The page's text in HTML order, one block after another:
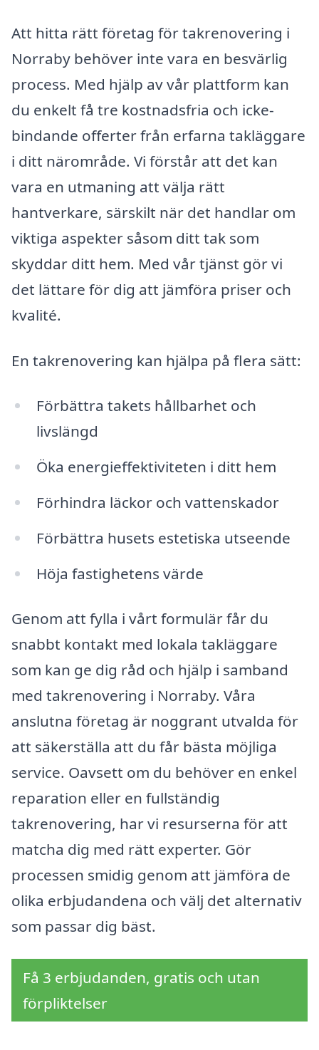
Att hitta rätt företag för takrenovering i
Norraby behöver inte vara en besvärlig
process. Med hjälp av vår plattform kan
du enkelt få tre kostnadsfria och icke-
bindande offerter från erfarna takläggare
i ditt närområde. Vi förstår att det kan
vara en utmaning att välja rätt
hantverkare, särskilt när det handlar om
viktiga aspekter såsom ditt tak som
skyddar ditt hem. Med vår tjänst gör vi
det lättare för dig att jämföra priser och
kvalité.
En takrenovering kan hjälpa på flera sätt:
Förbättra takets hållbarhet och
livslängd
Öka energieffektiviteten i ditt hem
Förhindra läckor och vattenskador
Förbättra husets estetiska utseende
Höja fastighetens värde
Genom att fylla i vårt formulär får du
snabbt kontakt med lokala takläggare
som kan ge dig råd och hjälp i samband
med takrenovering i Norraby. Våra
anslutna företag är noggrant utvalda för
att säkerställa att du får bästa möjliga
service. Oavsett om du behöver en enkel
reparation eller en fullständig
takrenovering, har vi resurserna för att
matcha dig med rätt experter. Gör
processen smidig genom att jämföra de
olika erbjudandena och välj det alternativ
som passar dig bäst.
Få 3 erbjudanden, gratis och utan
förpliktelser